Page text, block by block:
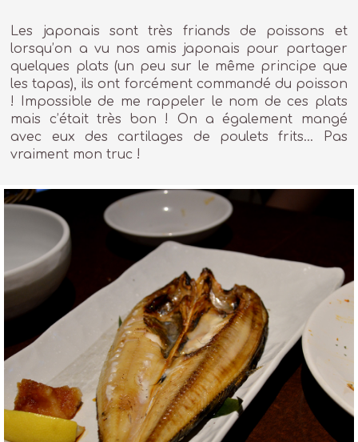
Les japonais sont très friands de poissons et
lorsqu’on a vu nos amis japonais pour partager
quelques plats (un peu sur le même principe que
les tapas), ils ont forcément commandé du poisson
! Impossible de me rappeler le nom de ces plats
mais c’était très bon ! On a également mangé
avec eux des cartilages de poulets frits… Pas
vraiment mon truc !